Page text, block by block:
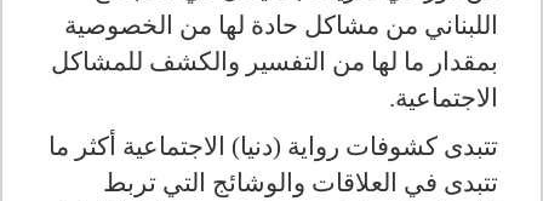
اللبناني من مشاكل حادة لها من الخصوصية
بمقدار ما لها من التفسير والكشف للمشاكل
الاجتماعية.
تتبدى كشوفات رواية (دنيا) الاجتماعية أكثر ما
تتبدى في العلاقات والوشائج التي تربط